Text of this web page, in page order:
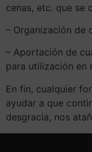
cenas, etc. que se
– Organización de
– Aportación de
para utilización en
En fin, cualquier
ayudar a que
desgracia, nos